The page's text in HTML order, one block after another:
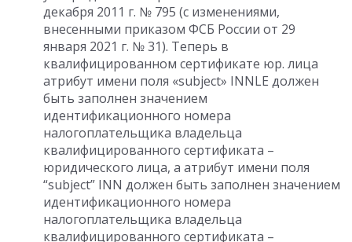
декабря 2011 г. № 795 (с изменениями,
внесенными приказом ФСБ России от 29
января 2021 г. № 31). Теперь в
квалифицированном сертификате юр. лица
атрибут имени поля «subject» INNLE должен
быть заполнен значением
идентификационного номера
налогоплательщика владельца
квалифицированного сертификата –
юридического лица, а атрибут имени поля
“subject” INN должен быть заполнен значением
идентификационного номера
налогоплательщика владельца
квалифицированного сертификата –